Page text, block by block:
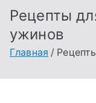
Рецепты
ужинов
Главная